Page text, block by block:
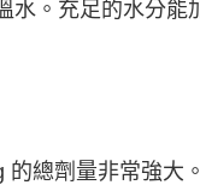
水。充足的水分
總劑量非常強